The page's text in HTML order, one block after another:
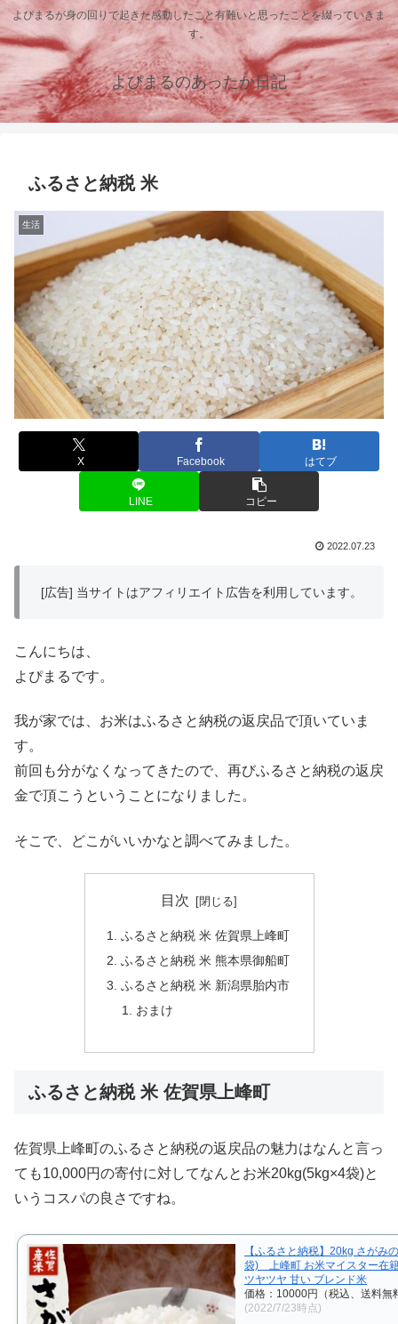
よぴまるが身の回りで起きた感動したこと有難いと思ったことを綴っていきま
す。
よぴまるのあったか日記
ふるさと納税 米
生活
X Facebook はてブ
LINE コピー
2022.07.23
[広告] 当サイトはアフィリエイト広告を利用しています。
こんにちは、
よぴまるです。
我が家では、お米はふるさと納税の返戻品で頂いていま
す。
前回も分がなくなってきたので、再びふるさと納税の返戻
金で頂こうということになりました。
そこで、どこがいいかなと調べてみました。
目次
ふるさと納税 米 佐賀県上峰町
ふるさと納税 米 熊本県御船町
ふるさと納税 米 新潟県胎内市
おまけ
ふるさと納税 米 佐賀県上峰町
佐賀県上峰町のふるさと納税の返戻品の魅力はなんと言っ
ても10,000円の寄付に対してなんとお米20kg(5kg×4袋)と
いうコスパの良さですね。
【ふるさと納税】20kg さがみ
袋) 上峰町 お米マイスター在
ツヤツヤ 甘い ブレンド米
価格：10000円（税込、送料無
(2022/7/23時点)